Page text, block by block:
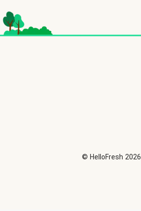
© HelloFresh 2026